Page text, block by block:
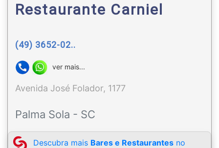
Restaurante Carniel
(49) 3652-02..
ver mais...
Avenida José Folador, 1177
Palma Sola - SC
Descubra mais Bares e Restaurantes no